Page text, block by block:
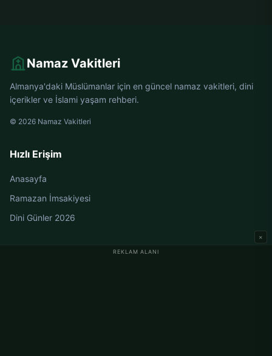
REKLAM ALANI
×
Namaz Vakitleri
Almanya'daki Müslümanlar için en güncel namaz vakitleri, dini
içerikler ve İslami yaşam rehberi.
© 2026 Namaz Vakitleri
Hızlı Erişim
Anasayfa
Ramazan İmsakiyesi
Dini Günler 2026
Almanya Namaz Vakitleri